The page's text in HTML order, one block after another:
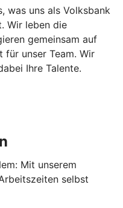
was uns als Volksbank
Wir leben die
gemeinsam auf
für unser Team. Wir
Ihre Talente.
Mit unserem
selbst